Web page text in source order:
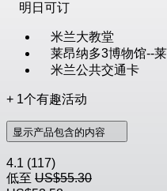
明日可订
米兰大教堂
莱昂纳多3博物馆--
米兰公共交通卡
+ 1个有趣活动
显示产品包含的内容
4.1 (117)
低至 US$55.30